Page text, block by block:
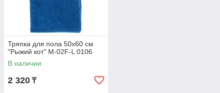
Тряпка для пола 50х60 см
"Рыжий кот" M-02F-L 0106
В наличии
2 320 ₸